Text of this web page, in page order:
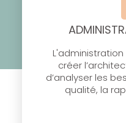
créer
d’analyser les
qualité, la